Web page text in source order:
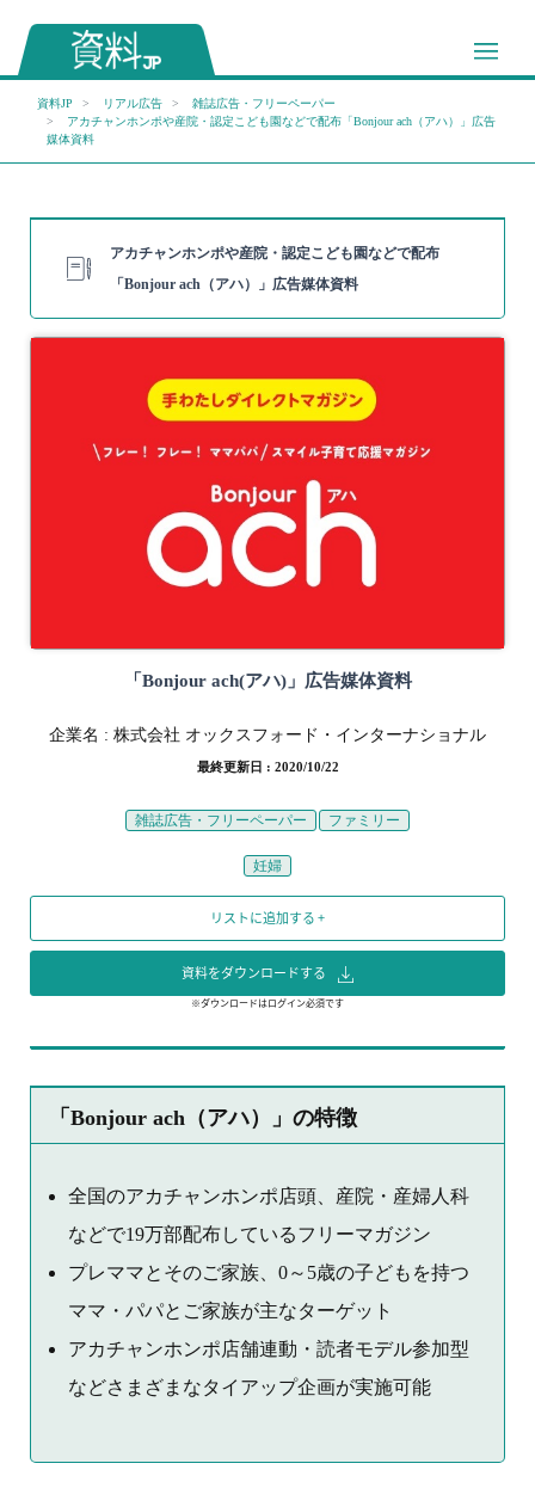
資料JP リアル広告
雑誌広告・フリーペーパー
アカチャンホンポや産院・認定こども園などで配布「Bonjour ach（アハ）」広告
媒体資料
アカチャンホンポや産院・認定こども園などで配布
「Bonjour ach（アハ）」広告媒体資料
「Bonjour ach(アハ)」広告媒体資料
企業名 : 株式会社 オックスフォード・インターナショナル
最終更新日 : 2020/10/22
雑誌広告・フリーペーパー ファミリー
妊婦
リストに追加する +
資料をダウンロードする
※ダウンロードはログイン必須です
「Bonjour ach（アハ）」の特徴
全国のアカチャンホンポ店頭、産院・産婦人科
などで19万部配布しているフリーマガジン
プレママとそのご家族、0～5歳の子どもを持つ
ママ・パパとご家族が主なターゲット
アカチャンホンポ店舗連動・読者モデル参加型
などさまざまなタイアップ企画が実施可能